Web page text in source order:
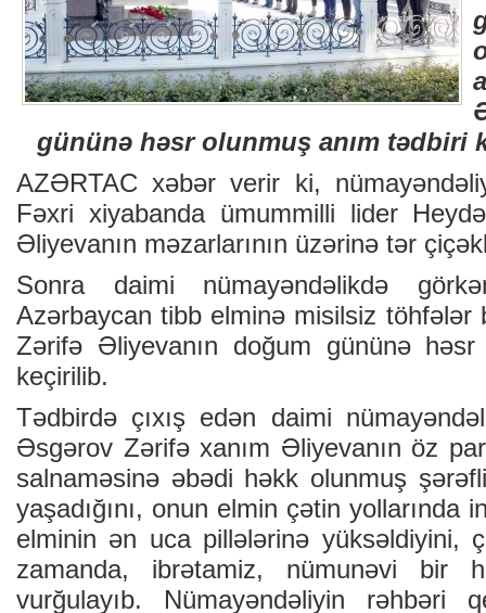
gününə həsr olunmuş anım tədbiri
AZƏRTAC xəbər verir ki,
Fəxri xiyabanda ümummilli lider
Əliyevanın məzarlarının üzərinə tər
Sonra daimi nümayəndəlikdə
Azərbaycan tibb elminə misilsiz töhfələr
Zərifə Əliyevanın doğum gününə
keçirilib.
Tədbirdə çıxış edən daimi
Əsgərov Zərifə xanım Əliyevanın öz
salnaməsinə əbədi həkk olunmuş
yaşadığını, onun elmin çətin yollarında
elminin ən uca pillələrinə yüksəldiyini,
zamanda, ibrətamiz, nümunəvi bir
vurğulayıb. Nümayəndəliyin